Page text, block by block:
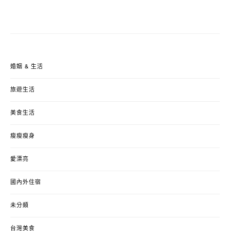
婚姻 & 生活
旅遊生活
美食生活
瘦瘦瘦身
愛漂亮
國內外住宿
未分類
台灣美食